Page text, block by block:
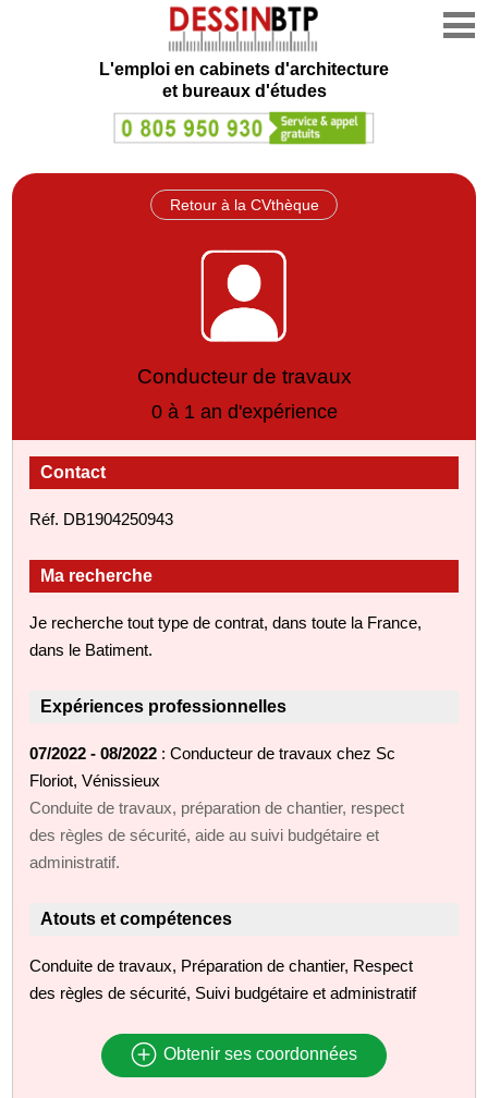
L'emploi en cabinets d'architecture
et bureaux d'études
Retour à la CVthèque
Conducteur de travaux
0 à 1 an d'expérience
Contact
Réf. DB1904250943
Ma recherche
Je recherche tout type de contrat, dans toute la France,
dans le Batiment.
Expériences professionnelles
07/2022 - 08/2022 : Conducteur de travaux chez Sc
Floriot, Vénissieux
Conduite de travaux, préparation de chantier, respect
des règles de sécurité, aide au suivi budgétaire et
administratif.
Atouts et compétences
Conduite de travaux, Préparation de chantier, Respect
des règles de sécurité, Suivi budgétaire et administratif
Obtenir ses coordonnées